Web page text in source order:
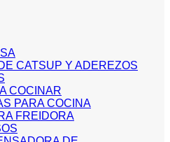
CATSUP Y ADEREZOS
COCINAR
PARA COCINA
FREIDORA